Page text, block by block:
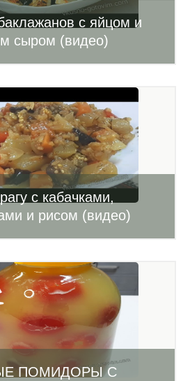
с яйцом и
сыром (видео)
с кабачками,
и рисом (видео)
ПОМИДОРЫ С